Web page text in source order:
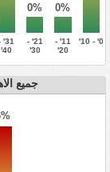
0% 0%
-
40'
21' -
30'
11' -
20'
0' - 10'
جميع